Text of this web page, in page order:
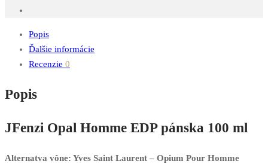
Popis
Ďalšie informácie
Recenzie 0
Popis
JFenzi Opal Homme EDP pánska 100 ml
Alternatva vône: Yves Saint Laurent – Opium Pour Homme